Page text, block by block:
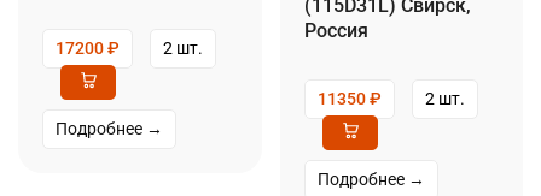
17200₽ 2 шт.
Подробнее →
(115D31L) Свирск,
Россия
11350₽ 2 шт.
Подробнее →